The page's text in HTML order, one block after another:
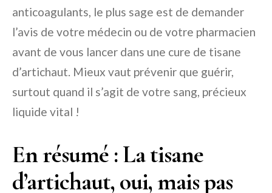
anticoagulants, le plus sage est de demander
l’avis de votre médecin ou de votre pharmacien
avant de vous lancer dans une cure de tisane
d’artichaut. Mieux vaut prévenir que guérir,
surtout quand il s’agit de votre sang, précieux
liquide vital !
En résumé : La tisane
d’artichaut, oui, mais pas